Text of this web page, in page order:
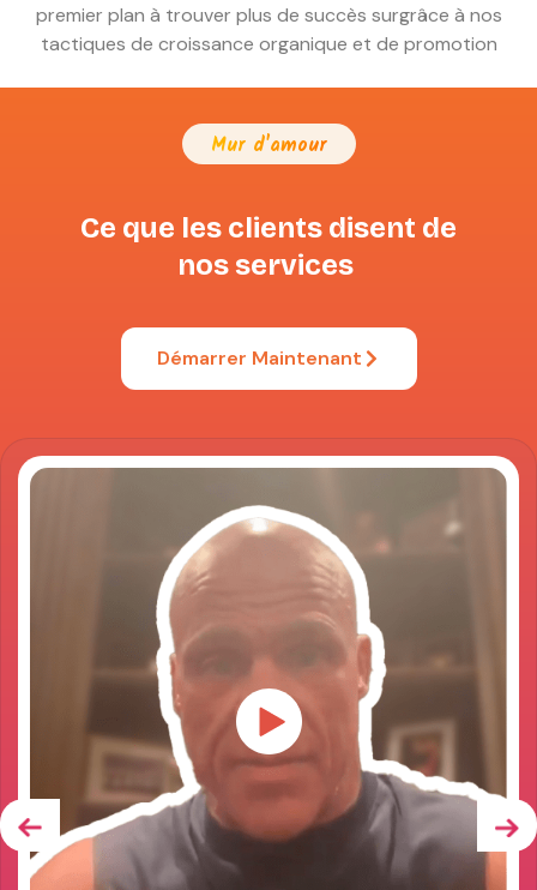
premier plan à trouver plus de succès surgrâce à nos
tactiques de croissance organique et de promotion
Mur d'amour
Ce que les clients disent de
nos services
Démarrer Maintenant